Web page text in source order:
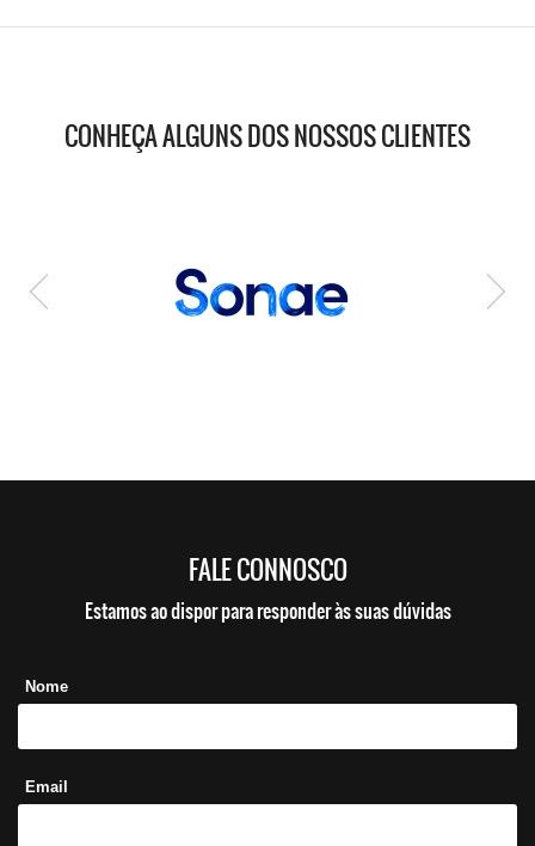
CONHEÇA ALGUNS DOS NOSSOS CLIENTES
FALE CONNOSCO
Estamos ao dispor para responder às suas dúvidas
Nome
Email